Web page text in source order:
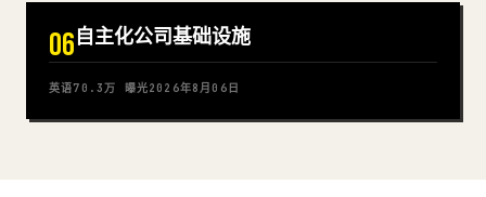
06自主化公司基础设施
英语70.3万 曝光2026年8月06日